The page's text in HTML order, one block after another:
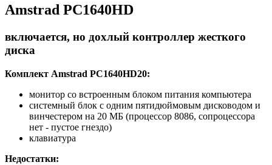
Amstrad PC1640HD
включается, но дохлый контроллер жесткого
диска
Комплект Amstrad PC1640HD20:
монитор со встроенным блоком питания компьютера
системный блок с одним пятидюймовым дисководом и
винчестером на 20 МБ (процессор 8086, сопроцессора
нет - пустое гнездо)
клавиатура
Недостатки: